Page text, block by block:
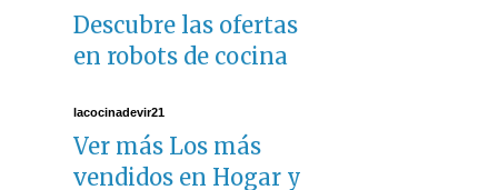
Descubre las ofertas
en robots de cocina
lacocinadevir21
Ver más Los más
vendidos en Hogar y